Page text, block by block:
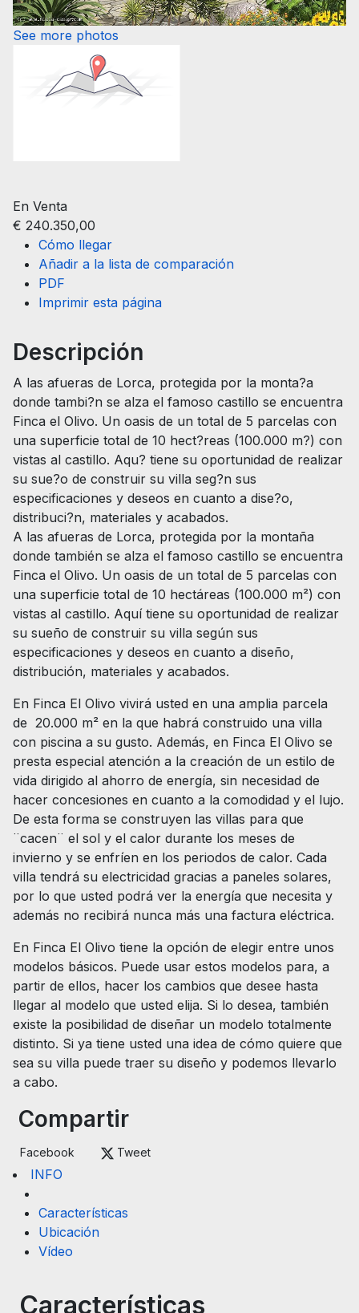
See more photos
En Venta
€ 240.350,00
Cómo llegar
Añadir a la lista de comparación
PDF
Imprimir esta página
Descripción
A las afueras de Lorca, protegida por la monta?a
donde tambi?n se alza el famoso castillo se encuentra
Finca el Olivo. Un oasis de un total de 5 parcelas con
una superficie total de 10 hect?reas (100.000 m?) con
vistas al castillo. Aqu? tiene su oportunidad de realizar
su sue?o de construir su villa seg?n sus
especificaciones y deseos en cuanto a dise?o,
distribuci?n, materiales y acabados.
A las afueras de Lorca, protegida por la montaña
donde también se alza el famoso castillo se encuentra
Finca el Olivo. Un oasis de un total de 5 parcelas con
una superficie total de 10 hectáreas (100.000 m²) con
vistas al castillo. Aquí tiene su oportunidad de realizar
su sueño de construir su villa según sus
especificaciones y deseos en cuanto a diseño,
distribución, materiales y acabados.
En Finca El Olivo vivirá usted en una amplia parcela
de 20.000 m² en la que habrá construido una villa
con piscina a su gusto. Además, en Finca El Olivo se
presta especial atención a la creación de un estilo de
vida dirigido al ahorro de energía, sin necesidad de
hacer concesiones en cuanto a la comodidad y el lujo.
De esta forma se construyen las villas para que
¨cacen¨ el sol y el calor durante los meses de
invierno y se enfríen en los periodos de calor. Cada
villa tendrá su electricidad gracias a paneles solares,
por lo que usted podrá ver la energía que necesita y
además no recibirá nunca más una factura eléctrica.
En Finca El Olivo tiene la opción de elegir entre unos
modelos básicos. Puede usar estos modelos para, a
partir de ellos, hacer los cambios que desee hasta
llegar al modelo que usted elija. Si lo desea, también
existe la posibilidad de diseñar un modelo totalmente
distinto. Si ya tiene usted una idea de cómo quiere que
sea su villa puede traer su diseño y podemos llevarlo
a cabo.
Compartir
Facebook Tweet
INFO
Características
Ubicación
Vídeo
Características